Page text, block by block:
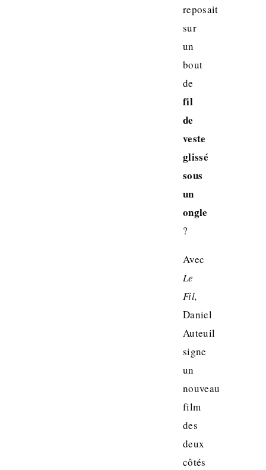
reposait
sur
un
bout
de
fil
de
veste
glissé
sous
un
ongle
?
Avec
Le
Fil,
Daniel
Auteuil
signe
un
nouveau
film
des
deux
côtés